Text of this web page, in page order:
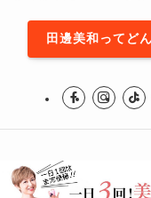
田邊美和ってど